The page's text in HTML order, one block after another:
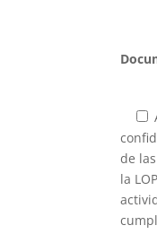
de
la